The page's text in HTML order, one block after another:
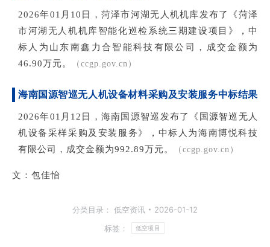
2026年01月10日，菏泽市河湖无人机机库发布了《菏泽
市河湖无人机机库智能化巡检系统三期建设项目》
，中
标人为山东南鑫力合智能科技有限公司，成交金额为
46.90万元。
（ccgp.gov.cn）
海南国源智巡无人机设备材料采购及安装服务中标结果
2026年01月12日，海南国源智巡发布了《国源智巡无人
机设备采样采购及安装服务》
， 中标人为海南博悦科技
有限公司，成交金额为992.89万元。
（ccgp.gov.cn）
文：包佳怡
分类目录： 低空资讯
2026-01-12
标签：
低空项目